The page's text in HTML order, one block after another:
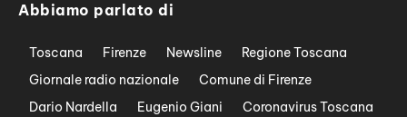
Abbiamo parlato di
Toscana Firenze Newsline
Regione Toscana
Giornale radio nazionale
Comune di Firenze
Dario Nardella
Eugenio Giani
Coronavirus Toscana